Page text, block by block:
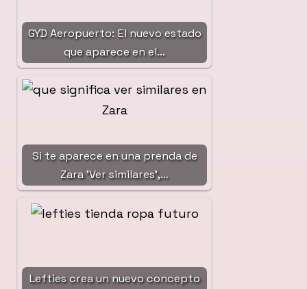
GYD Aeropuerto: El nuevo estado
que aparece en el…
Si te aparece en una prenda de
Zara 'Ver similares',…
Lefties crea un nuevo concepto